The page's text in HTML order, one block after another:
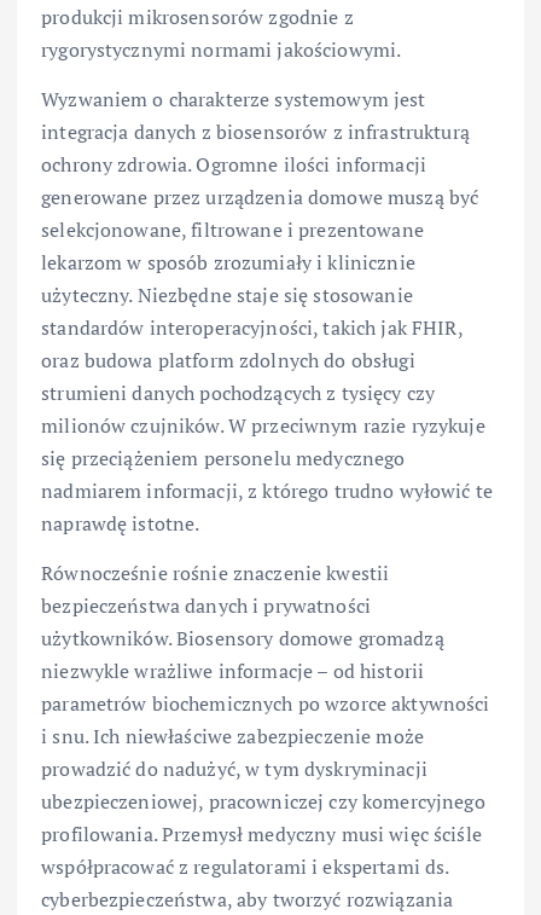
produkcji mikrosensorów zgodnie z
rygorystycznymi normami jakościowymi.
Wyzwaniem o charakterze systemowym jest
integracja danych z biosensorów z infrastrukturą
ochrony zdrowia. Ogromne ilości informacji
generowane przez urządzenia domowe muszą być
selekcjonowane, filtrowane i prezentowane
lekarzom w sposób zrozumiały i klinicznie
użyteczny. Niezbędne staje się stosowanie
standardów interoperacyjności, takich jak FHIR,
oraz budowa platform zdolnych do obsługi
strumieni danych pochodzących z tysięcy czy
milionów czujników. W przeciwnym razie ryzykuje
się przeciążeniem personelu medycznego
nadmiarem informacji, z którego trudno wyłowić te
naprawdę istotne.
Równocześnie rośnie znaczenie kwestii
bezpieczeństwa danych i prywatności
użytkowników. Biosensory domowe gromadzą
niezwykle wrażliwe informacje – od historii
parametrów biochemicznych po wzorce aktywności
i snu. Ich niewłaściwe zabezpieczenie może
prowadzić do nadużyć, w tym dyskryminacji
ubezpieczeniowej, pracowniczej czy komercyjnego
profilowania. Przemysł medyczny musi więc ściśle
współpracować z regulatorami i ekspertami ds.
cyberbezpieczeństwa, aby tworzyć rozwiązania